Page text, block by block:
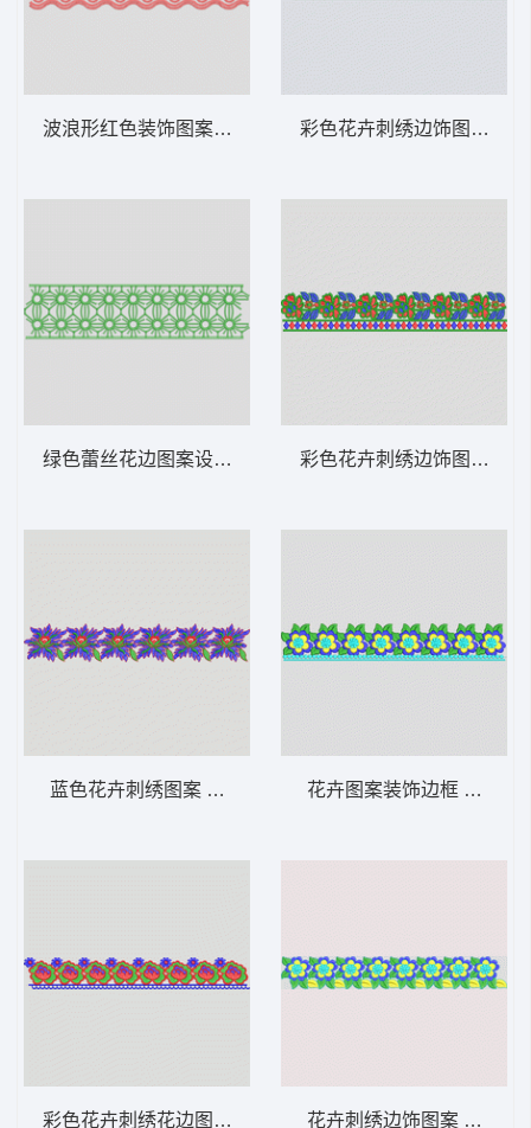
波浪形红色装饰图案 条带状 水溶条码网布花
绿色蕾丝花边图案设计 条带状 水溶条码网布
蓝色花卉刺绣图案 条带状 水溶条码网布花边
彩色花卉刺绣花边图案 条带状 水溶条码网布
彩色花卉刺绣边饰图案 条
彩色花卉刺绣边饰图案 条
花卉图案装饰边框 条带状
花卉刺绣边饰图案 条带状